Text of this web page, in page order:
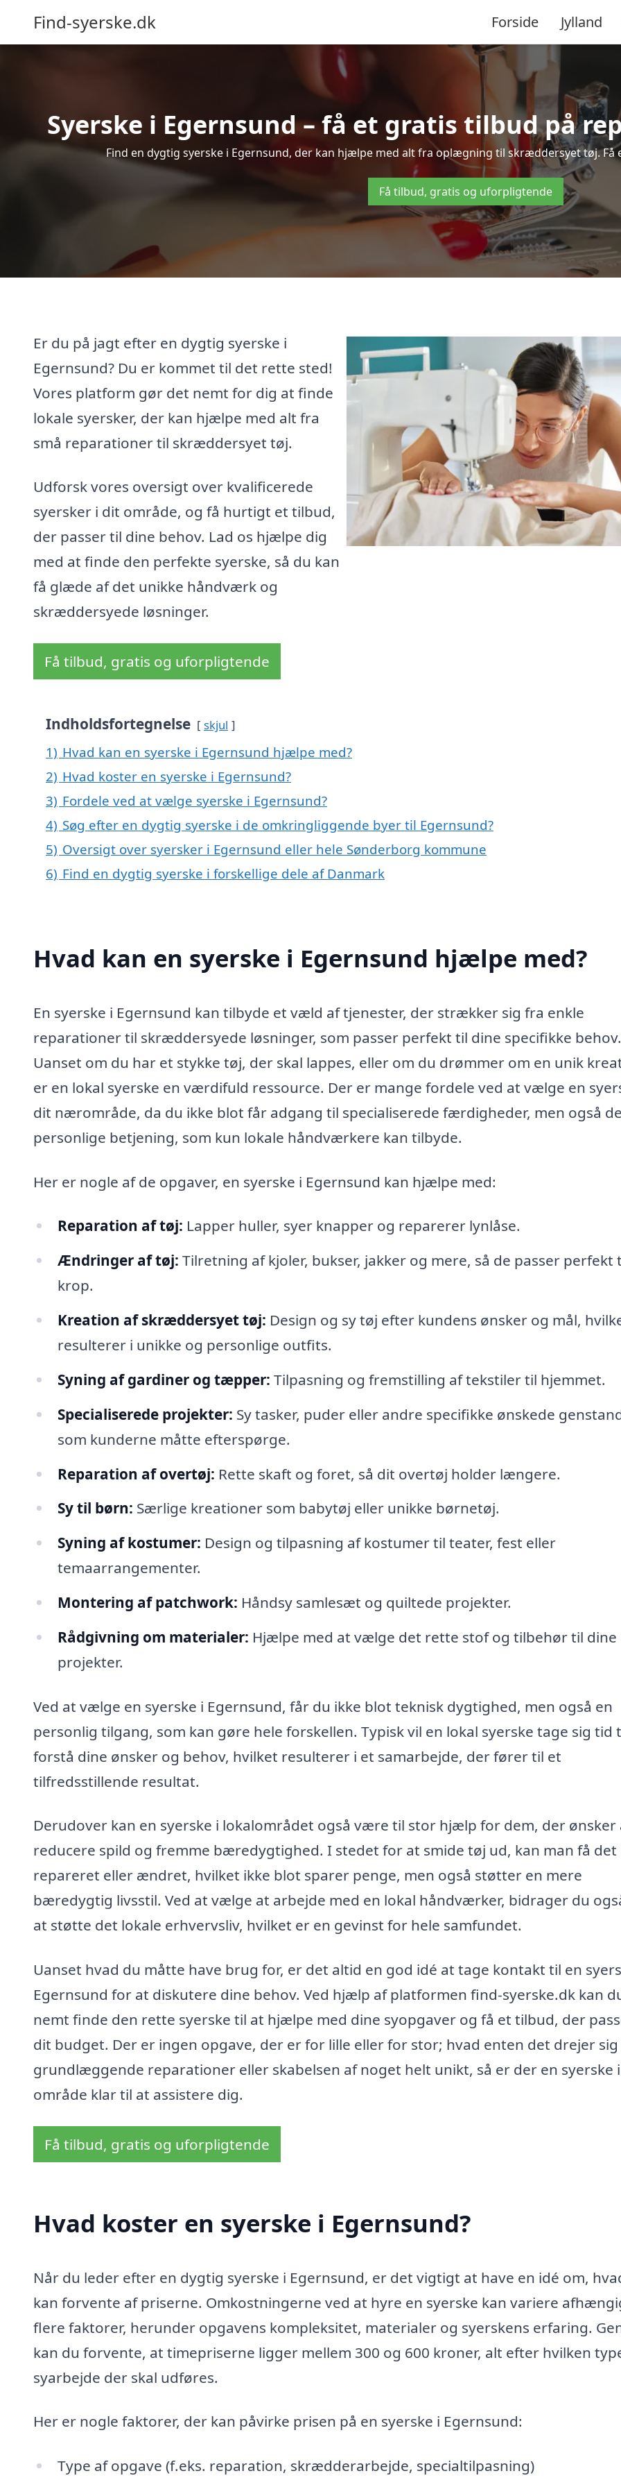
Find-syerske.dk Forside Jylland
Syerske i Egernsund – få et gratis tilbud på
Find en dygtig syerske i Egernsund, der kan hjælpe med alt fra oplægning til skræddersyet tøj.
Få tilbud, gratis og uforpligtende
Er du på jagt efter en dygtig syerske i
Egernsund? Du er kommet til det rette sted!
Vores platform gør det nemt for dig at finde
lokale syersker, der kan hjælpe med alt fra
små reparationer til skræddersyet tøj.
Udforsk vores oversigt over kvalificerede
syersker i dit område, og få hurtigt et tilbud,
der passer til dine behov. Lad os hjælpe dig
med at finde den perfekte syerske, så du kan
få glæde af det unikke håndværk og
skræddersyede løsninger.
Få tilbud, gratis og uforpligtende
Indholdsfortegnelse skjul
1) Hvad kan en syerske i Egernsund hjælpe med?
2) Hvad koster en syerske i Egernsund?
3) Fordele ved at vælge syerske i Egernsund?
4) Søg efter en dygtig syerske i de omkringliggende byer til Egernsund?
5) Oversigt over syersker i Egernsund eller hele Sønderborg kommune
6) Find en dygtig syerske i forskellige dele af Danmark
Hvad kan en syerske i Egernsund hjælpe med?
En syerske i Egernsund kan tilbyde et væld af tjenester, der strækker sig fra enkle
reparationer til skræddersyede løsninger, som passer perfekt til dine specifikke behov.
Uanset om du har et stykke tøj, der skal lappes, eller om du drømmer om en unik
er en lokal syerske en værdifuld ressource. Der er mange fordele ved at vælge en
dit nærområde, da du ikke blot får adgang til specialiserede færdigheder, men også
personlige betjening, som kun lokale håndværkere kan tilbyde.
Her er nogle af de opgaver, en syerske i Egernsund kan hjælpe med:
Reparation af tøj: Lapper huller, syer knapper og reparerer lynlåse.
Ændringer af tøj: Tilretning af kjoler, bukser, jakker og mere, så de passer perfekt
krop.
Kreation af skræddersyet tøj: Design og sy tøj efter kundens ønsker og mål,
resulterer i unikke og personlige outfits.
Syning af gardiner og tæpper: Tilpasning og fremstilling af tekstiler til hjemmet.
Specialiserede projekter: Sy tasker, puder eller andre specifikke ønskede
som kunderne måtte efterspørge.
Reparation af overtøj: Rette skaft og foret, så dit overtøj holder længere.
Sy til børn: Særlige kreationer som babytøj eller unikke børnetøj.
Syning af kostumer: Design og tilpasning af kostumer til teater, fest eller
temaarrangementer.
Montering af patchwork: Håndsy samlesæt og quiltede projekter.
Rådgivning om materialer: Hjælpe med at vælge det rette stof og tilbehør til dine
projekter.
Ved at vælge en syerske i Egernsund, får du ikke blot teknisk dygtighed, men også en
personlig tilgang, som kan gøre hele forskellen. Typisk vil en lokal syerske tage sig tid
forstå dine ønsker og behov, hvilket resulterer i et samarbejde, der fører til et
tilfredsstillende resultat.
Derudover kan en syerske i lokalområdet også være til stor hjælp for dem, der ønsker
reducere spild og fremme bæredygtighed. I stedet for at smide tøj ud, kan man få det
repareret eller ændret, hvilket ikke blot sparer penge, men også støtter en mere
bæredygtig livsstil. Ved at vælge at arbejde med en lokal håndværker, bidrager du
at støtte det lokale erhvervsliv, hvilket er en gevinst for hele samfundet.
Uanset hvad du måtte have brug for, er det altid en god idé at tage kontakt til en
Egernsund for at diskutere dine behov. Ved hjælp af platformen find-syerske.dk kan
nemt finde den rette syerske til at hjælpe med dine syopgaver og få et tilbud, der
dit budget. Der er ingen opgave, der er for lille eller for stor; hvad enten det drejer
grundlæggende reparationer eller skabelsen af noget helt unikt, så er der en syerske
område klar til at assistere dig.
Få tilbud, gratis og uforpligtende
Hvad koster en syerske i Egernsund?
Når du leder efter en dygtig syerske i Egernsund, er det vigtigt at have en idé om,
kan forvente af priserne. Omkostningerne ved at hyre en syerske kan variere
flere faktorer, herunder opgavens kompleksitet, materialer og syerskens erfaring.
kan du forvente, at timepriserne ligger mellem 300 og 600 kroner, alt efter hvilken
syarbejde der skal udføres.
Her er nogle faktorer, der kan påvirke prisen på en syerske i Egernsund:
Type af opgave (f.eks. reparation, skrædderarbejde, specialtilpasning)